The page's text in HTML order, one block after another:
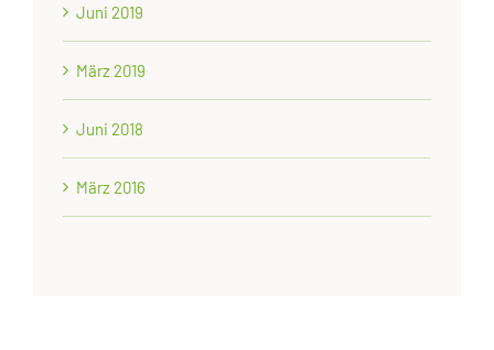
Juni 2019
März 2019
Juni 2018
März 2016